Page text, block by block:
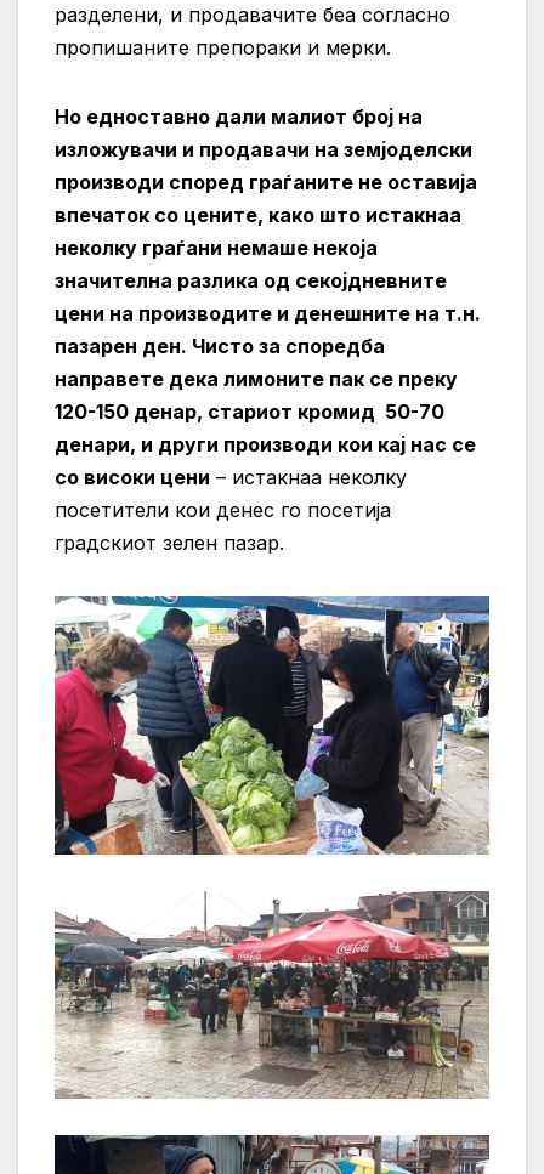
разделени, и продавачите беа согласно
пропишаните препораки и мерки.
Но едноставно дали малиот број на
изложувачи и продавачи на земјоделски
производи според граѓаните не оставија
впечаток со цените, како што истакнаа
неколку граѓани немаше некоја
значителна разлика од секојдневните
цени на производите и денешните на т.н.
пазарен ден. Чисто за споредба
направете дека лимоните пак се преку
120-150 денар, стариот кромид 50-70
денари, и други производи кои кај нас се
со високи цени – истакнаа неколку
посетители кои денес го посетија
грaдскиот зелен пазар.